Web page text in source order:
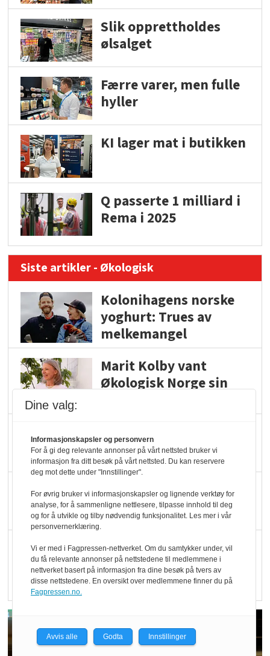
Slik opprettholdes
ølsalget
Færre varer, men fulle
hyller
KI lager mat i butikken
Q passerte 1 milliard i
Rema i 2025
Siste artikler - Økologisk
Kolonihagens norske
yoghurt: Trues av
melkemangel
Marit Kolby vant
Økologisk Norge sin
økologisk i butikkhylla
Kolonihagen sliter
med å få tak i nok melk
Rapport: Økokundene
er klare! Er markedet
det?
Dine valg:
Informasjonskapsler og personvern
For å gi deg relevante annonser på vårt nettsted bruker vi
informasjon fra ditt besøk på vårt nettsted. Du kan reservere
deg mot dette under "Innstillinger".
For øvrig bruker vi informasjonskapsler og lignende verktøy for
analyse, for å sammenligne nettlesere, tilpasse innhold til deg
og for å utvikle og tilby nødvendig funksjonalitet. Les mer i vår
personvernerklæring.
Vi er med i Fagpressen-nettverket. Om du samtykker under, vil
du få relevante annonser på nettstedene til medlemmene i
nettverket basert på informasjon fra dine besøk på tvers av
disse nettstedene. En oversikt over medlemmene finner du på
Fagpressen.no.
Avvis alle Godta Innstillinger